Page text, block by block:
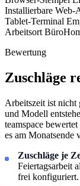
Installierbare Web-
Tablet-Terminal
Arbeitsort Büro
Bewertung
Zuschläge
Arbeitszeit ist nicht
und Modell
teamspace
es am Monatsende
Zuschläge je
Feiertagsarbeit
frei konfiguriert.